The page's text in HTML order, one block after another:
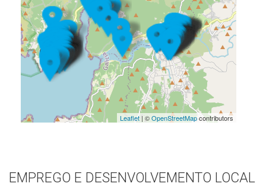
Leaflet| ©OpenStreetMapcontributors
EMPREGO E DESENVOLVEMENTO LOCAL